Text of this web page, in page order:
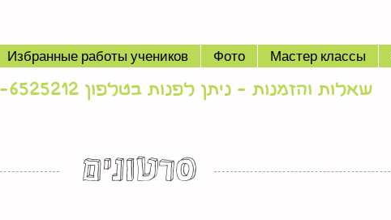
Избранные работы учеников Фото Мастер классы
שאלות והזמנות - ניתן לפנות בטלפון 054-6525212 (סטאס)
סרטונים